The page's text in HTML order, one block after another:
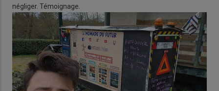
négliger. Témoignage.